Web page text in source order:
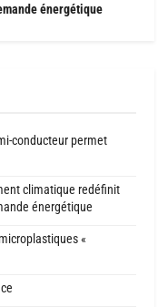
énergétique
conducteur permet
climatique redéfinit
énergétique
«